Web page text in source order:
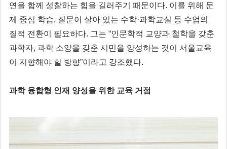
연을 함께 성찰하는 힘을 길러주기 때문이다. 이를 위해 문
제 중심 학습, 질문이 살아 있는 수학·과학교실 등 수업의
질적 전환이 필요하다. 그는 “인문학적 교양과 철학을 갖춘
과학자, 과학 소양을 갖춘 시민을 양성하는 것이 서울교육
이 지향해야 할 방향”이라고 강조했다.
과학 융합형 인재 양성을 위한 교육 거점